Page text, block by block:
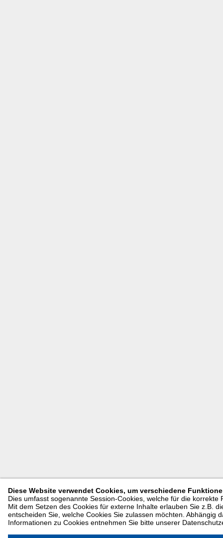
Diese Website verwendet Cookies, um verschiedene
Dies umfasst sogenannte Session-Cookies, welche für die
Mit dem Setzen des Cookies für externe Inhalte erlauben Sie z.B.
entscheiden Sie, welche Cookies Sie zulassen möchten.
Informationen zu Cookies entnehmen Sie bitte unserer